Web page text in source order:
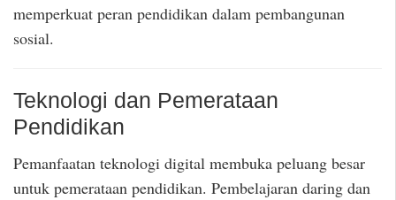
memperkuat peran pendidikan dalam pembangunan
sosial.
Teknologi dan Pemerataan
Pendidikan
Pemanfaatan teknologi digital membuka peluang besar
untuk pemerataan pendidikan. Pembelajaran daring dan